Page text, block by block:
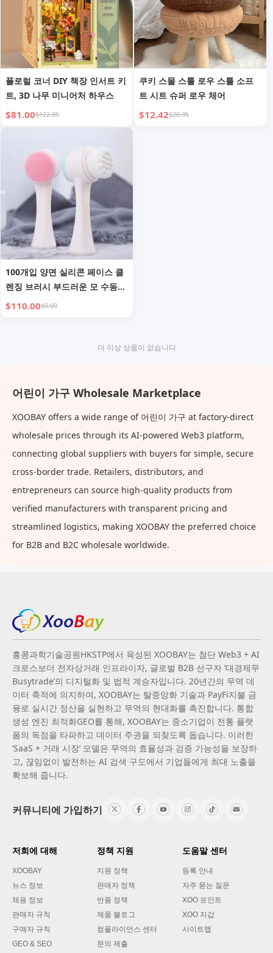
플로럴 코너 DIY 책장 인서트 키
트, 3D 나무 미니어처 하우스
$81.00$122.85
쿠키 스몰 스툴 로우 스툴 소프
트 시트 슈퍼 로우 체어
$12.42$20.95
100개입 양면 실리콘 페이스 클
렌징 브러시 부드러운 모 수동
피부 클렌저 각질 제거 및 블랙
$110.00$0.00
더 이상 상품이 없습니다
어린이 가구 Wholesale Marketplace
XOOBAY offers a wide range of 어린이 가구 at factory-direct
wholesale prices through its AI-powered Web3 platform,
connecting global suppliers with buyers for simple, secure
cross-border trade. Retailers, distributors, and
entrepreneurs can source high-quality products from
verified manufacturers with transparent pricing and
streamlined logistics, making XOOBAY the preferred choice
for B2B and B2C wholesale worldwide.
홍콩과학기술공원HKSTP에서 육성된 XOOBAY는 첨단 Web3 + AI
크로스보더 전자상거래 인프라이자, 글로벌 B2B 선구자 ‘대경제무
Busytrade’의 디지털화 및 법적 계승자입니다. 20년간의 무역 데
이터 축적에 의지하여, XOOBAY는 탈중앙화 기술과 PayFi지불 금
융로 실시간 정산을 실현하고 무역의 현대화를 촉진합니다. 통합
생성 엔진 최적화GEO를 통해, XOOBAY는 중소기업이 전통 플랫
폼의 독점을 타파하고 데이터 주권을 되찾도록 돕습니다. 이러한
‘SaaS + 거래 시장’ 모델은 무역의 효율성과 검증 가능성을 보장하
고, 끊임없이 발전하는 AI 검색 구도에서 기업들에게 최대 노출을
확보해 줍니다.
커뮤니티에 가입하기
저희에 대해
XOOBAY
뉴스 정보
채용 정보
판매자 규칙
구매자 규칙
GEO & SEO
정책 지원
지원 정책
판매자 정책
반품 정책
제품 블로그
컴플라이언스 센터
문의 제출
도움말 센터
등록 안내
자주 묻는 질문
XOO 포인트
XOO 지갑
사이트맵